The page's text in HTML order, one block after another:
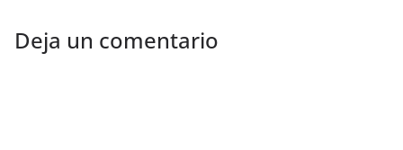
Deja un comentario